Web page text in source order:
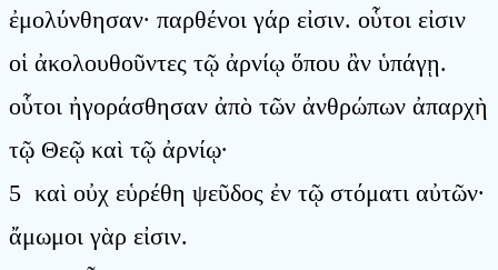
ἐμολύνθησαν· παρθένοι γάρ εἰσιν. οὗτοι εἰσιν
οἱ ἀκολουθοῦντες τῷ ἀρνίῳ ὅπου ἂν ὑπάγῃ.
οὗτοι ἠγοράσθησαν ἀπὸ τῶν ἀνθρώπων ἀπαρχὴ
τῷ Θεῷ καὶ τῷ ἀρνίῳ·
5 καὶ οὐχ εὑρέθη ψεῦδος ἐν τῷ στόματι αὐτῶν·
ἄμωμοι γὰρ εἰσιν.